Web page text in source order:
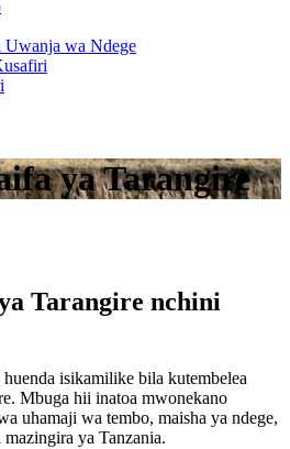
wa Ndege
ya Tarangire
Tarangire nchini
isikamilike bila kutembelea
Mbuga hii inatoa mwonekano
uhamaji wa tembo, maisha ya ndege,
ya Tanzania.